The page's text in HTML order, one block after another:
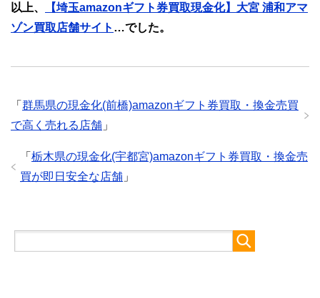
以上、
【埼玉amazonギフト券買取現金化】大宮 浦和アマ
ゾン買取店舗サイト …でした。
「 群馬県の現金化(前橋)amazonギフト券買取・換金売買
で高く売れる店舗 」
「 栃木県の現金化(宇都宮)amazonギフト券買取・換金売
買が即日安全な店舗 」